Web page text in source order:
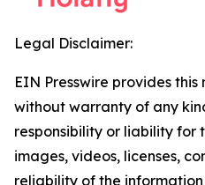
Legal Disclaimer:
EIN Presswire provides this
without warranty of any
responsibility or liability for
images, videos, licenses,
reliability of the